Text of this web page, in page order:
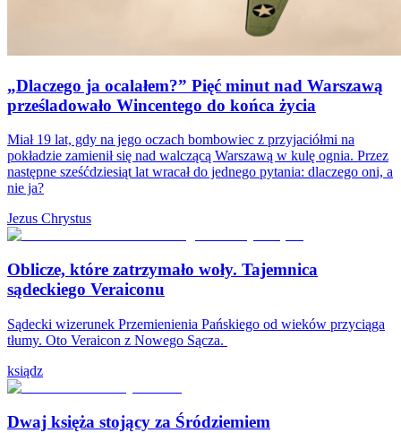
„Dlaczego ja ocalałem?” Pięć minut nad Warszawą
prześladowało Wincentego do końca życia
Miał 19 lat, gdy na jego oczach bombowiec z przyjaciółmi na
pokładzie zamienił się nad walczącą Warszawą w kulę ognia. Przez
następne sześćdziesiąt lat wracał do jednego pytania: dlaczego oni, a
nie ja?
Jezus Chrystus
Oblicze, które zatrzymało woły. Tajemnica
sądeckiego Veraiconu
Sądecki wizerunek Przemienienia Pańskiego od wieków przyciąga
tłumy. Oto Veraicon z Nowego Sącza.
ksiądz
Dwaj księża stojący za Śródziemiem